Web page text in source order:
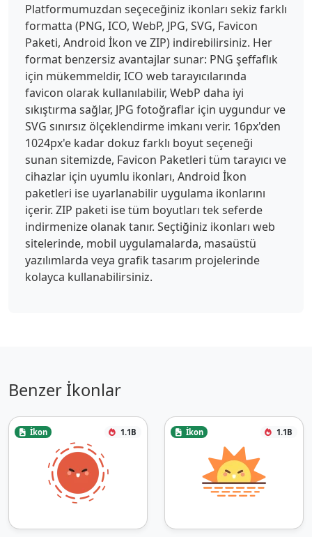
Platformumuzdan seçeceğiniz ikonları sekiz farklı
formatta (PNG, ICO, WebP, JPG, SVG, Favicon
Paketi, Android İkon ve ZIP) indirebilirsiniz. Her
format benzersiz avantajlar sunar: PNG şeffaflık
için mükemmeldir, ICO web tarayıcılarında
favicon olarak kullanılabilir, WebP daha iyi
sıkıştırma sağlar, JPG fotoğraflar için uygundur ve
SVG sınırsız ölçeklendirme imkanı verir. 16px'den
1024px'e kadar dokuz farklı boyut seçeneği
sunan sitemizde, Favicon Paketleri tüm tarayıcı ve
cihazlar için uyumlu ikonları, Android İkon
paketleri ise uyarlanabilir uygulama ikonlarını
içerir. ZIP paketi ise tüm boyutları tek seferde
indirmenize olanak tanır. Seçtiğiniz ikonları web
sitelerinde, mobil uygulamalarda, masaüstü
yazılımlarda veya grafik tasarım projelerinde
kolayca kullanabilirsiniz.
Benzer İkonlar
İkon 1.1B İkon 1.1B